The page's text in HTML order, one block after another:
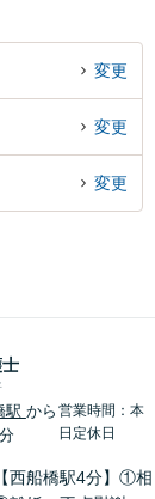
変更
変更
変更
駅 から 営業時間：本
日定休日
西船橋駅4分】①相